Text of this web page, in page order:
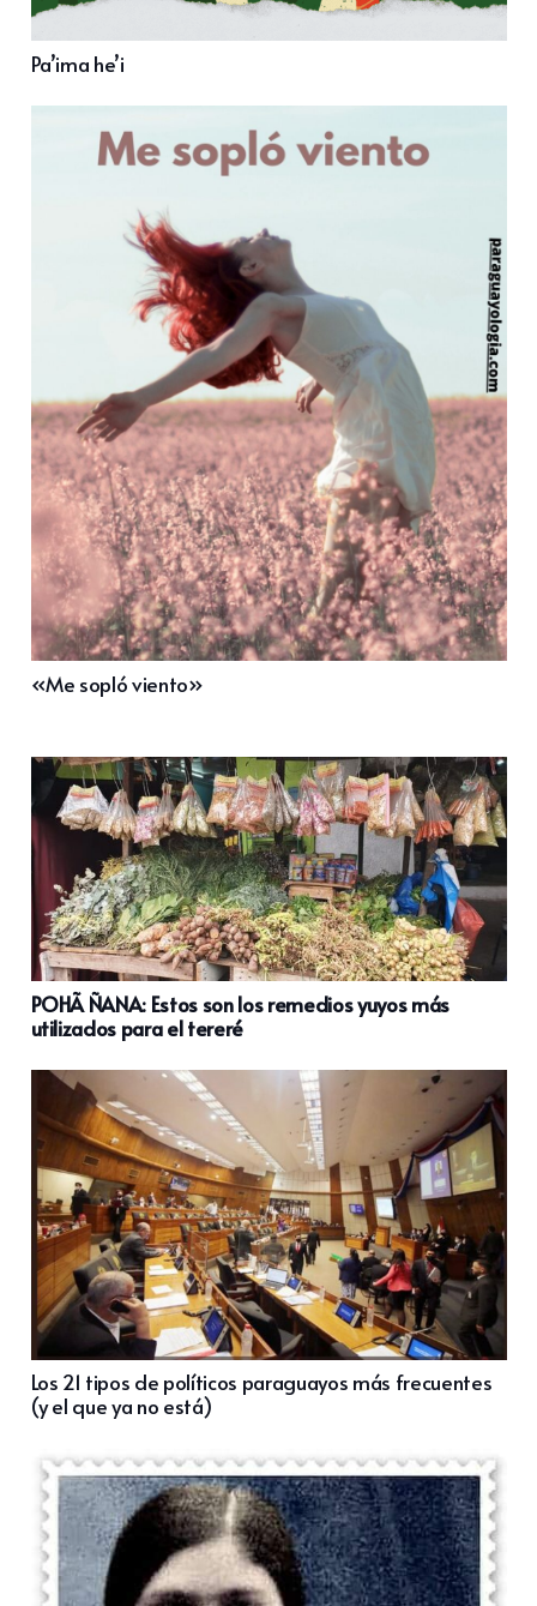
Pa’ima he’i
«Me sopló viento»
POHÃ ÑANA: Estos son los remedios yuyos más
utilizados para el tereré
Los 21 tipos de políticos paraguayos más frecuentes
(y el que ya no está)